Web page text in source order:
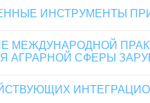
ИНСТРУМЕНТЫ
МЕЖДУНАРОДНОЙ
АГРАРНОЙ СФЕРЫ